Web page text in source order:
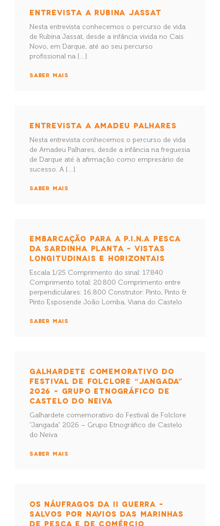
ENTREVISTA A RUBINA JASSAT
Nesta entrevista conhecemos o percurso de vida
de Rubina Jassat, desde a infância vivida no Cais
Novo, em Darque, até ao seu percurso
profissional na […]
SABER MAIS
ENTREVISTA A AMADEU PALHARES
Nesta entrevista conhecemos o percurso de vida
de Amadeu Palhares, desde a infância na freguesia
de Darque até à afirmação como empresário de
sucesso. A […]
SABER MAIS
EMBARCAÇÃO PARA A P.I.N.A PESCA
DA SARDINHA PLANTA – VISTAS
LONGITUDINAIS E HORIZONTAIS
Escala 1/25 Comprimento do sinal: 17.840
Comprimento total: 20.800 Comprimento entre
perpendiculares: 16.800 Construtor: Pinto, Pinto &
Pinto Esposende João Lomba, Viana do Castelo
SABER MAIS
GALHARDETE COMEMORATIVO DO
FESTIVAL DE FOLCLORE “JANGADA”
2026 – GRUPO ETNOGRÁFICO DE
CASTELO DO NEIVA
Galhardete comemorativo do Festival de Folclore
“Jangada” 2026 – Grupo Etnográfico de Castelo
do Neiva
SABER MAIS
OS NÁUFRAGOS DA II GUERRA –
SALVOS POR NAVIOS DAS MARINHAS
DE PESCA E DE COMÉRCIO